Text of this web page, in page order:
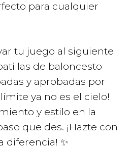
para cualquier
tu juego al siguiente
de baloncesto
y aprobadas por
ya no es el cielo!
y estilo en la
que des. ¡Hazte con
diferencia! ✨